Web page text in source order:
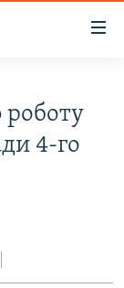
роботу
4-го